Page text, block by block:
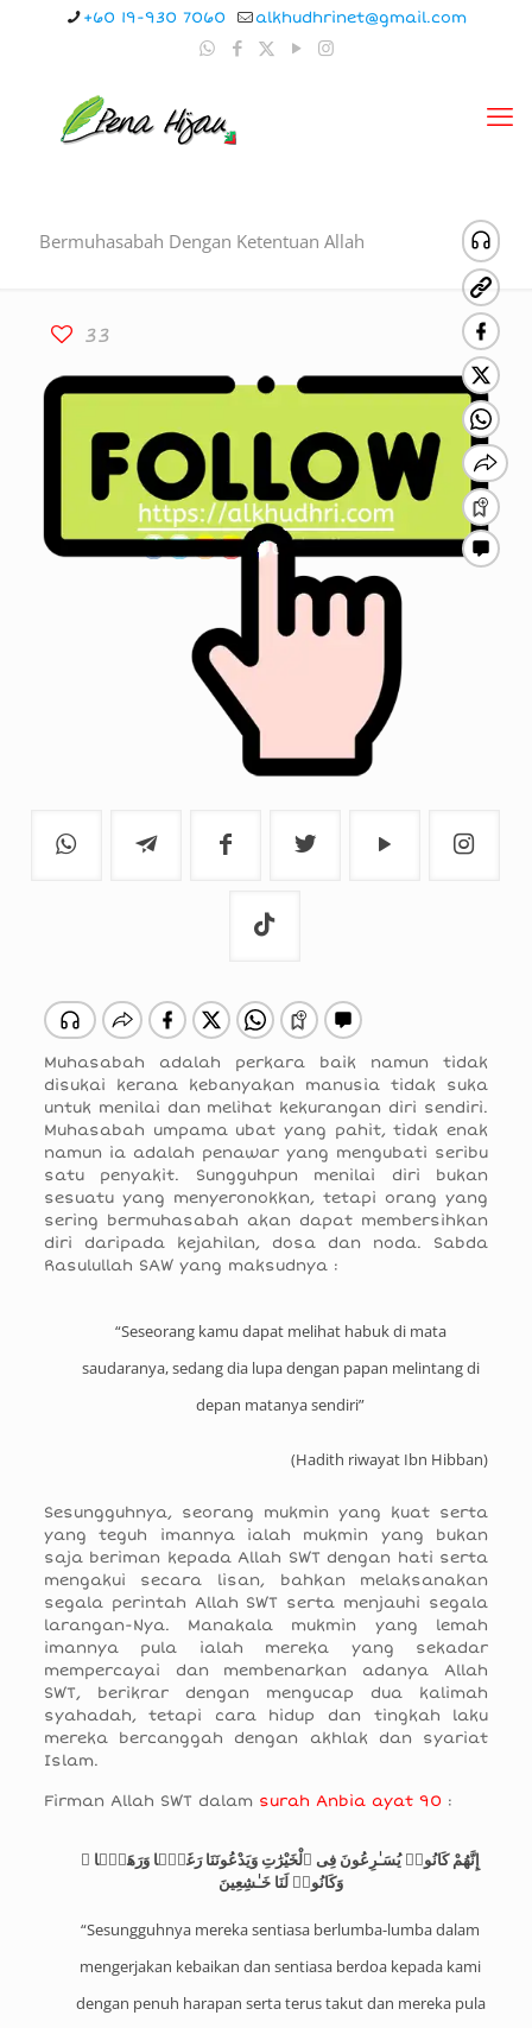
+60 19-930 7060 alkhudhrinet@gmail.com
Bermuhasabah Dengan Ketentuan Allah
33
Muhasabah adalah perkara baik namun tidak
disukai kerana kebanyakan manusia tidak suka
untuk menilai dan melihat kekurangan diri sendiri.
Muhasabah umpama ubat yang pahit, tidak enak
namun ia adalah penawar yang mengubati seribu
satu penyakit. Sungguhpun menilai diri bukan
sesuatu yang menyeronokkan, tetapi orang yang
sering bermuhasabah akan dapat membersihkan
diri daripada kejahilan, dosa dan noda. Sabda
Rasulullah SAW yang maksudnya :
“Seseorang kamu dapat melihat habuk di mata
saudaranya, sedang dia lupa dengan papan melintang di
depan matanya sendiri”
(Hadith riwayat Ibn Hibban)
Sesungguhnya, seorang mukmin yang kuat serta
yang teguh imannya ialah mukmin yang bukan
saja beriman kepada Allah SWT dengan hati serta
mengakui secara lisan, bahkan melaksanakan
segala perintah Allah SWT serta menjauhi segala
larangan-Nya. Manakala mukmin yang lemah
imannya pula ialah mereka yang sekadar
mempercayai dan membenarkan adanya Allah
SWT, berikrar dengan mengucap dua kalimah
syahadah, tetapi cara hidup dan tingkah laku
mereka bercanggah dengan akhlak dan syariat
Islam.
Firman Allah SWT dalam surah Anbia ayat 90 :
إِنَّهُمْ كَانُوا۟ يُسَـٰرِعُونَ فِى ٱلْخَيْرَٰتِ وَيَدْعُونَنَا رَغَبًۭا وَرَهَبًۭا ۖ
وَكَانُوا۟ لَنَا خَـٰشِعِينَ
“Sesungguhnya mereka sentiasa berlumba-lumba dalam
mengerjakan kebaikan dan sentiasa berdoa kepada kami
dengan penuh harapan serta terus takut dan mereka pula